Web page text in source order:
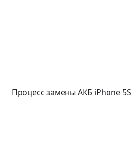
Процесс замены АКБ iPhone 5S